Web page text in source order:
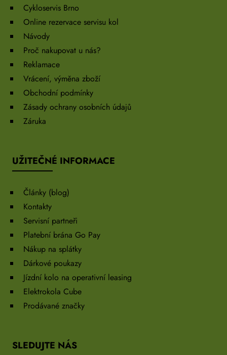
Cykloservis Brno
Online rezervace servisu kol
Návody
Proč nakupovat u nás?
Reklamace
Vrácení, výměna zboží
Obchodní podmínky
Zásady ochrany osobních údajů
Záruka
UŽITEČNÉ INFORMACE
Články (blog)
Kontakty
Servisní partneři
Platební brána Go Pay
Nákup na splátky
Dárkové poukazy
Jízdní kolo na operativní leasing
Elektrokola Cube
Prodávané značky
SLEDUJTE NÁS